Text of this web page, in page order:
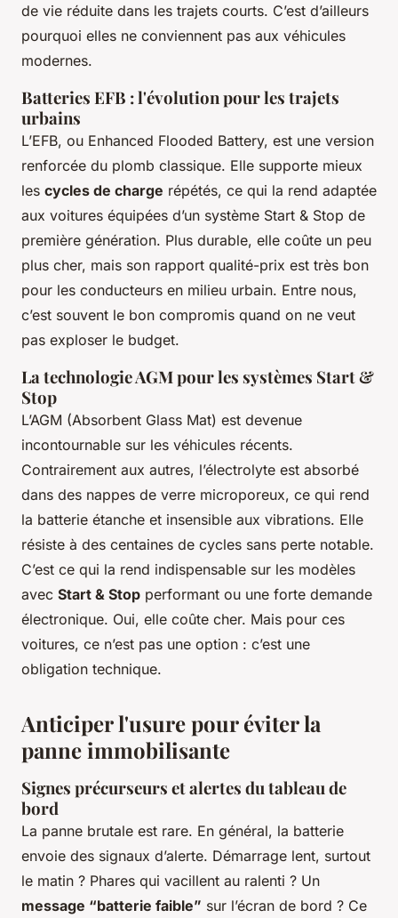
de vie réduite dans les trajets courts. C’est d’ailleurs
pourquoi elles ne conviennent pas aux véhicules
modernes.
Batteries EFB : l'évolution pour les trajets
urbains
L’EFB, ou Enhanced Flooded Battery, est une version
renforcée du plomb classique. Elle supporte mieux
les cycles de charge répétés, ce qui la rend adaptée
aux voitures équipées d’un système Start & Stop de
première génération. Plus durable, elle coûte un peu
plus cher, mais son rapport qualité-prix est très bon
pour les conducteurs en milieu urbain. Entre nous,
c’est souvent le bon compromis quand on ne veut
pas exploser le budget.
La technologie AGM pour les systèmes Start &
Stop
L’AGM (Absorbent Glass Mat) est devenue
incontournable sur les véhicules récents.
Contrairement aux autres, l’électrolyte est absorbé
dans des nappes de verre microporeux, ce qui rend
la batterie étanche et insensible aux vibrations. Elle
résiste à des centaines de cycles sans perte notable.
C’est ce qui la rend indispensable sur les modèles
avec Start & Stop performant ou une forte demande
électronique. Oui, elle coûte cher. Mais pour ces
voitures, ce n’est pas une option : c’est une
obligation technique.
Anticiper l'usure pour éviter la
panne immobilisante
Signes précurseurs et alertes du tableau de
bord
La panne brutale est rare. En général, la batterie
envoie des signaux d’alerte. Démarrage lent, surtout
le matin ? Phares qui vacillent au ralenti ? Un
message “batterie faible” sur l’écran de bord ? Ce